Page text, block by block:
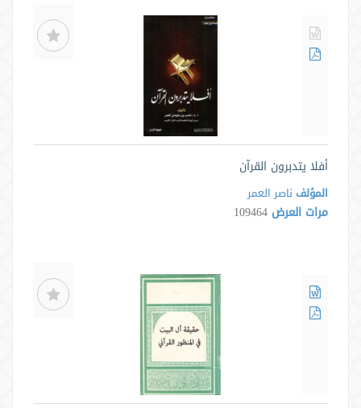
أفلا يتدبرون القرآن
المؤلف ناصر العمر
مرات العرض 109464